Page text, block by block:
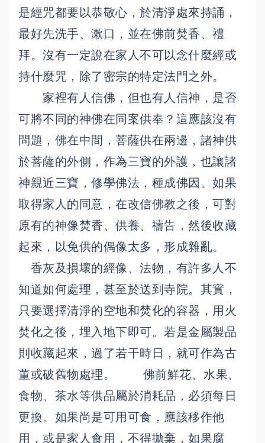
是經咒都要以恭敬心，於清淨處來持誦，
最好先洗手、漱口，並在佛前焚香、禮
拜。沒有一定說在家人不可以念什麼經或
持什麼咒，除了密宗的特定法門之外。
家裡有人信佛，但也有人信神，是否
可將不同的神佛在同案供奉？這應該沒有
問題，佛在中間，菩薩供在兩邊，諸神供
於菩薩的外側，作為三寶的外護，也讓諸
神親近三寶，修學佛法，種成佛因。如果
取得家人的同意，在改信佛教之後，可對
原有的神像焚香、供養、禱告，然後收藏
起來，以免供的偶像太多，形成雜亂。
香灰及損壞的經像、法物，有許多人不
知道如何處理，甚至於送到寺院。其實，
只要選擇清淨的空地和焚化的容器，用火
焚化之後，埋入地下即可。若是金屬製品
則收藏起來，過了若干時日，就可作為古
董或破舊物處理。 佛前鮮花、水果、
食物、茶水等供品屬於消耗品，必須每日
更換。如果尚是可用可食，應該移作他
用，或是家人食用，不得拋棄，如果腐